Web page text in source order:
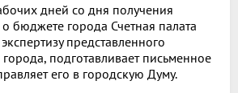
дней со дня получения
бюджете города Счетная палата
представленного
подготавливает письменное
его в городскую Думу.